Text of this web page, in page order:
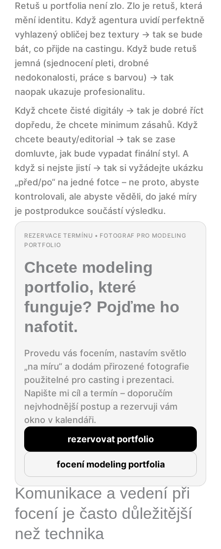
Retuš u portfolia není zlo. Zlo je retuš, která
mění identitu. Když agentura uvidí perfektně
vyhlazený obličej bez textury → tak se bude
bát, co přijde na castingu. Když bude retuš
jemná (sjednocení pleti, drobné
nedokonalosti, práce s barvou) → tak
naopak ukazuje profesionalitu.
Když chcete čisté digitály → tak je dobré říct
dopředu, že chcete minimum zásahů. Když
chcete beauty/editorial → tak se zase
domluvte, jak bude vypadat finální styl. A
když si nejste jistí → tak si vyžádejte ukázku
„před/po“ na jedné fotce – ne proto, abyste
kontrolovali, ale abyste věděli, do jaké míry
je postprodukce součástí výsledku.
REZERVACE TERMÍNU • FOTOGRAF PRO MODELING
PORTFOLIO
Chcete modeling
portfolio, které
funguje? Pojďme ho
nafotit.
Provedu vás focením, nastavím světlo
„na míru“ a dodám přirozené fotografie
použitelné pro casting i prezentaci.
Napište mi cíl a termín – doporučím
nejvhodnější postup a rezervuji vám
okno v kalendáři.
rezervovat portfolio
focení modeling portfolia
Komunikace a vedení při
focení je často důležitější
než technika